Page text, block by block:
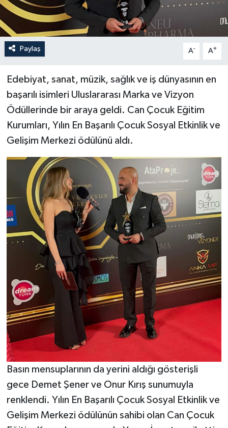
Paylaş A- A+
Edebiyat, sanat, müzik, sağlık ve iş dünyasının en
başarılı isimleri Uluslararası Marka ve Vizyon
Ödüllerinde bir araya geldi. Can Çocuk Eğitim
Kurumları, Yılın En Başarılı Çocuk Sosyal Etkinlik ve
Gelişim Merkezi ödülünü aldı.
Basın mensuplarının da yerini aldığı gösterişli
gece Demet Şener ve Onur Kırış sunumuyla
renklendi. Yılın En Başarılı Çocuk Sosyal Etkinlik ve
Gelişim Merkezi ödülünün sahibi olan Can Çocuk